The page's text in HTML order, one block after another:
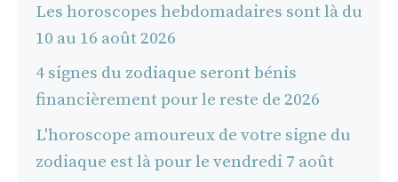
Les horoscopes hebdomadaires sont là du
10 au 16 août 2026
4 signes du zodiaque seront bénis
financièrement pour le reste de 2026
L'horoscope amoureux de votre signe du
zodiaque est là pour le vendredi 7 août